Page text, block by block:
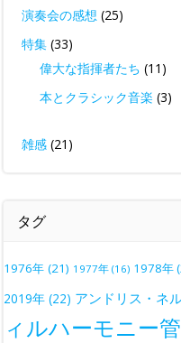
演奏会の感想 (25)
特集 (33)
偉大な指揮者たち (11)
本とクラシック音楽 (3)
雑感 (21)
タグ
1976年 (21) 1977年 (16) 1978年
2019年 (22) アンドリス・ネ
ィルハーモニー